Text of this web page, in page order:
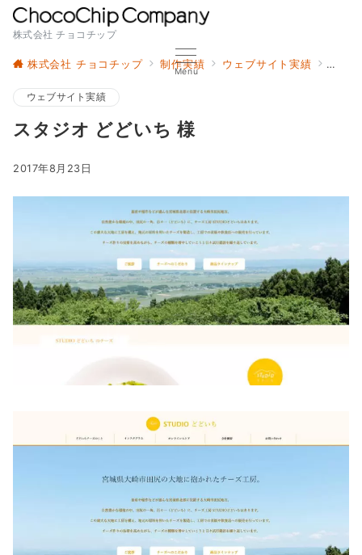
株式会社 チョコチップ
Menu
株式会社 チョコチップ 制作実績 ウェブサイト実績 スタ
ウェブサイト実績
スタジオ どどいち 様
2017年8月23日